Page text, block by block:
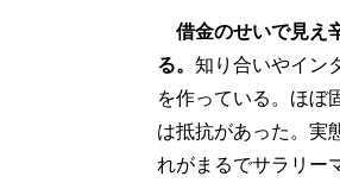
借金のせいで見え
る。 知り合いやイン
を作っている。ほぼ
は抵抗があった。実
れがまるでサラリー